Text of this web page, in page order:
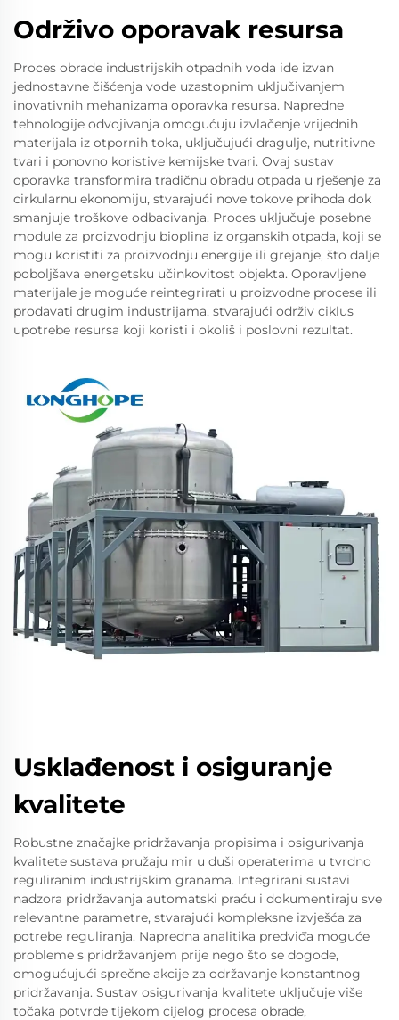
Održivo oporavak resursa
Proces obrade industrijskih otpadnih voda ide izvan
jednostavne čišćenja vode uzastopnim uključivanjem
inovativnih mehanizama oporavka resursa. Napredne
tehnologije odvojivanja omogućuju izvlačenje vrijednih
materijala iz otpornih toka, uključujući dragulje, nutritivne
tvari i ponovno koristive kemijske tvari. Ovaj sustav
oporavka transformira tradičnu obradu otpada u rješenje za
cirkularnu ekonomiju, stvarajući nove tokove prihoda dok
smanjuje troškove odbacivanja. Proces uključuje posebne
module za proizvodnju bioplina iz organskih otpada, koji se
mogu koristiti za proizvodnju energije ili grejanje, što dalje
poboljšava energetsku učinkovitost objekta. Oporavljene
materijale je moguće reintegrirati u proizvodne procese ili
prodavati drugim industrijama, stvarajući održiv ciklus
upotrebe resursa koji koristi i okoliš i poslovni rezultat.
Usklađenost i osiguranje
kvalitete
Robustne značajke pridržavanja propisima i osigurivanja
kvalitete sustava pružaju mir u duši operaterima u tvrdno
reguliranim industrijskim granama. Integrirani sustavi
nadzora pridržavanja automatski praću i dokumentiraju sve
relevantne parametre, stvarajući kompleksne izvješća za
potrebe reguliranja. Napredna analitika predviđa moguće
probleme s pridržavanjem prije nego što se dogode,
omogućujući sprečne akcije za održavanje konstantnog
pridržavanja. Sustav osigurivanja kvalitete uključuje više
točaka potvrde tijekom cijelog procesa obrade,